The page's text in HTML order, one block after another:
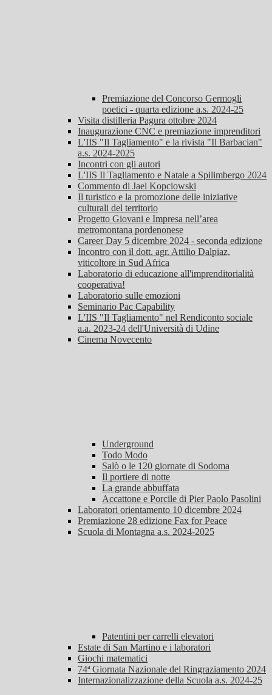
Premiazione del Concorso Germogli
poetici - quarta edizione a.s. 2024-25
Visita distilleria Pagura ottobre 2024
Inaugurazione CNC e premiazione imprenditori
L'IIS "Il Tagliamento" e la rivista "Il Barbacian"
a.s. 2024-2025
Incontri con gli autori
L'IIS Il Tagliamento e Natale a Spilimbergo 2024
Commento di Jael Kopciowski
Il turistico e la promozione delle iniziative
culturali del territorio
Progetto Giovani e Impresa nell’area
metromontana pordenonese
Career Day 5 dicembre 2024 - seconda edizione
Incontro con il dott. agr. Attilio Dalpiaz,
viticoltore in Sud Africa
Laboratorio di educazione all'imprenditorialità
cooperativa!
Laboratorio sulle emozioni
Seminario Pac Capability
L'IIS "Il Tagliamento" nel Rendiconto sociale
a.a. 2023-24 dell'Università di Udine
Cinema Novecento
Underground
Todo Modo
Salò o le 120 giornate di Sodoma
Il portiere di notte
La grande abbuffata
Accattone e Porcile di Pier Paolo Pasolini
Laboratori orientamento 10 dicembre 2024
Premiazione 28 edizione Fax for Peace
Scuola di Montagna a.s. 2024-2025
Patentini per carrelli elevatori
Estate di San Martino e i laboratori
Giochi matematici
74ª Giornata Nazionale del Ringraziamento 2024
Internazionalizzazione della Scuola a.s. 2024-25